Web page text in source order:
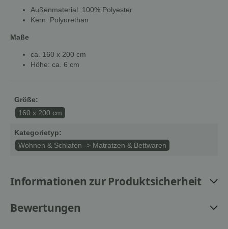
Außenmaterial: 100% Polyester
Kern: Polyurethan
Maße
ca. 160 x 200 cm
Höhe: ca. 6 cm
Größe:
160 x 200 cm
Kategorietyp:
Wohnen & Schlafen -> Matratzen & Bettwaren
Informationen zur Produktsicherheit
Bewertungen